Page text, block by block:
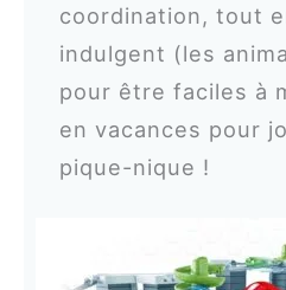
coordination, tout
indulgent (les
pour être faciles à
en vacances pour
pique-nique !